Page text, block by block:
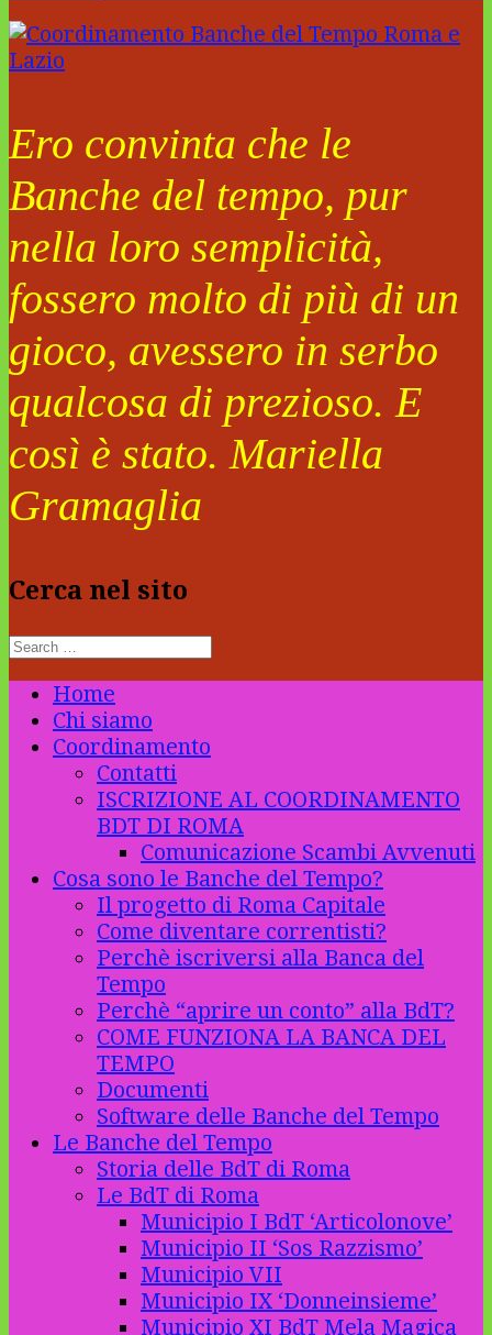
Ero convinta che le
Banche del tempo, pur
nella loro semplicità,
fossero molto di più di un
gioco, avessero in serbo
qualcosa di prezioso. E
così è stato. Mariella
Gramaglia
Cerca nel sito
Home
Chi siamo
Coordinamento
Contatti
ISCRIZIONE AL COORDINAMENTO
BDT DI ROMA
Comunicazione Scambi Avvenuti
Cosa sono le Banche del Tempo?
Il progetto di Roma Capitale
Come diventare correntisti?
Perchè iscriversi alla Banca del
Tempo
Perchè “aprire un conto” alla BdT?
COME FUNZIONA LA BANCA DEL
TEMPO
Documenti
Software delle Banche del Tempo
Le Banche del Tempo
Storia delle BdT di Roma
Le BdT di Roma
Municipio I BdT ‘Articolonove’
Municipio II ‘Sos Razzismo’
Municipio VII
Municipio IX ‘Donneinsieme’
Municipio XI BdT Mela Magica